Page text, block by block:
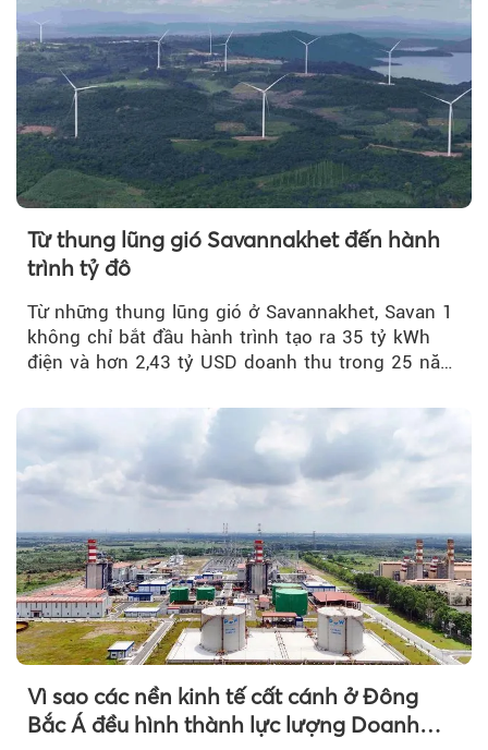
Từ thung lũng gió Savannakhet đến hành
trình tỷ đô
Từ những thung lũng gió ở Savannakhet, Savan 1
không chỉ bắt đầu hành trình tạo ra 35 tỷ kWh
điện và hơn 2,43 tỷ USD doanh thu trong 25 năm
Vì sao các nền kinh tế cất cánh ở Đông
Bắc Á đều hình thành lực lượng Doanh